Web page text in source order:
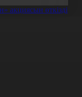
акциясын өткізді